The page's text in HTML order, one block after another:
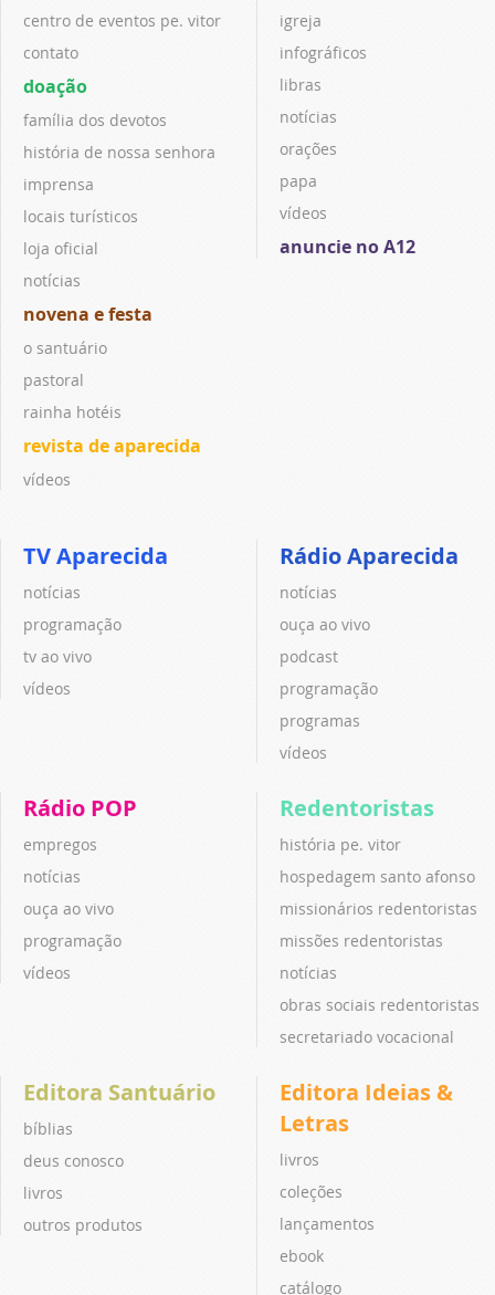
centro de eventos pe. vitor
contato
doação
família dos devotos
história de nossa senhora
imprensa
locais turísticos
loja oficial
notícias
novena e festa
o santuário
pastoral
rainha hotéis
revista de aparecida
vídeos
igreja
infográficos
libras
notícias
orações
papa
vídeos
anuncie no A12
TV Aparecida
notícias
programação
tv ao vivo
vídeos
Rádio Aparecida
notícias
ouça ao vivo
podcast
programação
programas
vídeos
Rádio POP
empregos
notícias
ouça ao vivo
programação
vídeos
Redentoristas
história pe. vitor
hospedagem santo afonso
missionários redentoristas
missões redentoristas
notícias
obras sociais redentoristas
secretariado vocacional
Editora Santuário
bíblias
deus conosco
livros
outros produtos
Editora Ideias &
Letras
livros
coleções
lançamentos
ebook
catálogo